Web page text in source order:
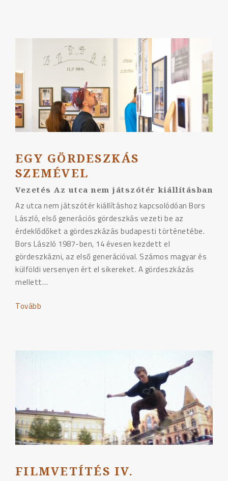
EGY GÖRDESZKÁS
SZEMÉVEL
Vezetés Az utca nem játszótér kiállításban
Az utca nem játszótér kiállításhoz kapcsolódóan Bors
László, első generációs gördeszkás vezeti be az
érdeklődőket a gördeszkázás budapesti történetébe.
Bors László 1987-ben, 14 évesen kezdett el
gördeszkázni, az első generációval. Számos magyar és
külföldi versenyen ért el sikereket. A gördeszkázás
mellett…
Tovább
FILMVETÍTÉS IV.